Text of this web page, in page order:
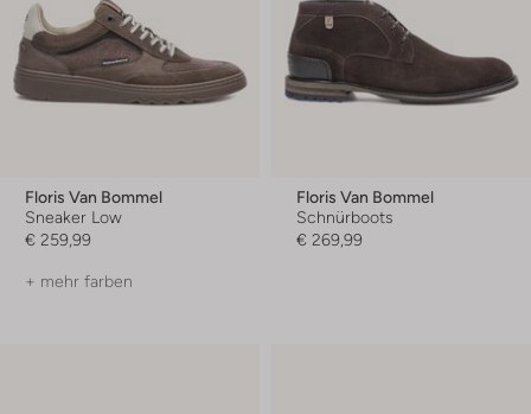
Floris Van Bommel
Sneaker Low
€ 259,99
+ mehr farben
Floris Van Bommel
Schnürboots
€ 269,99